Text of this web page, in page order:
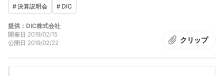
#決算説明会 # DIC
提供：DIC株式会社
開催日 2019/02/15
公開日 2019/02/22 クリップ